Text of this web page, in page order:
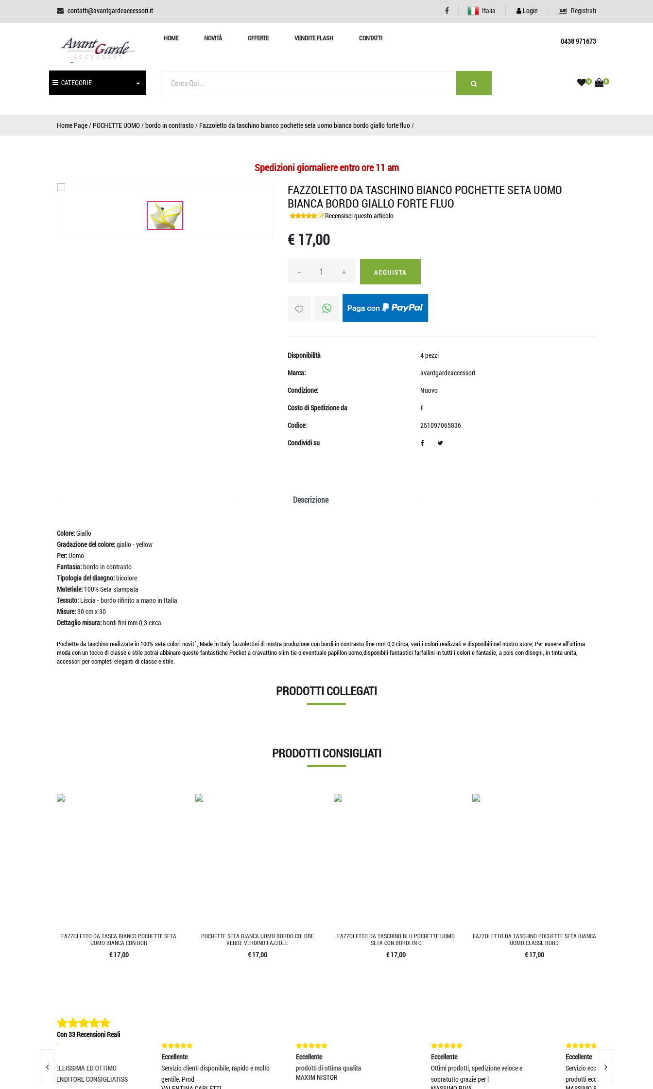
contatti@avantgardeaccessori.it Italia Login Registrati
HOME NOVITÀ OFFERTE VENDITE FLASH CONTATTI 0438 971673
CATEGORIE 0 0
Home Page/ POCHETTE UOMO/bordo in contrasto/ Fazzoletto da taschino bianco pochette seta uomo bianca bordo giallo forte fluo/
Spedizioni giornaliere entro ore 11 am
FAZZOLETTO DA TASCHINO BIANCO POCHETTE SETA UOMO
BIANCA BORDO GIALLO FORTE FLUO
Recensisci questo articolo
€ 17,00
- + ACQUISTA
Disponibilità
4 pezzi
Marca:
avantgardeaccessori
Condizione:
Nuovo
Costo di Spedizione da
€
Codice:
251097065836
Condividi su
Descrizione
Colore:Giallo
Gradazione del colore:giallo - yellow
Per:Uomo
Fantasia:bordo in contrasto
Tipologia del disegno:bicolore
Materiale: 100% Seta stampata
Tessuto: Liscia - bordo rifinito a mano in Italia
Misure:30 cm x 30
Dettaglio misura:bordi fini mm 0,3 circa
Pochette da taschino realizzate in 100% seta colori novitˆ, Made in Italy fazzolettini di nostra produzione con bordi in contrasto fine mm 0,3 circa, vari i colori realizzati e disponibili nel nostro store; Per essere all'ultima
moda con un tocco di classe e stile potrai abbinare queste fantastiche Pocket a cravattino slim tie o eventuale papillon uomo,disponibili fantastici farfallini in tutti i colori e fantasie, a pois con disegni, in tinta unita,
accessori per completi eleganti di classe e stile.
PRODOTTI COLLEGATI
PRODOTTI CONSIGLIATI
FAZZOLETTO DA TASCA BIANCO POCHETTE SETA
UOMO BIANCA CON BOR
€ 17,00
POCHETTE SETA BIANCA UOMO BORDO COLORE
VERDE VERDINO FAZZOLE
€ 17,00
FAZZOLETTO DA TASCHINO BLU POCHETTE UOMO
SETA CON BORDI IN C
€ 17,00
FAZZOLETTO DA TASCHINO POCHETTE SETA BIANCA
UOMO CLASSE BORD
€ 17,00
Con 33 Recensioni Reali
Servizio clienti disponibile, rapido e molto
gentile. Prod
prodotti di ottima qualita
Ottimi prodotti, spedizione veloce e
Servizio eccellente e spedizione rapida,
prodotti eccellenti